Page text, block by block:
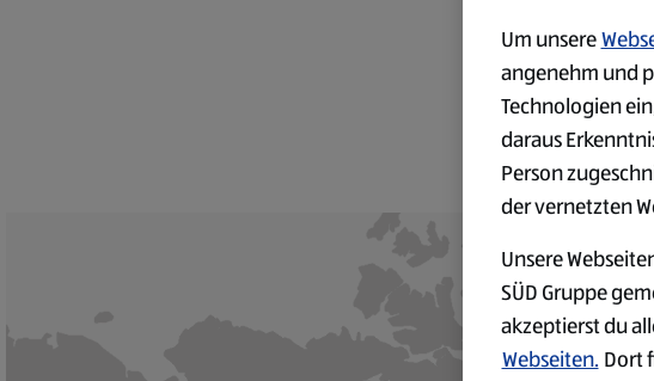
Um unsere
angenehm und
Technologien
daraus
Person
der vernetzten
Unsere
SÜD Gruppe
akzeptierst du
Webseiten. Dort